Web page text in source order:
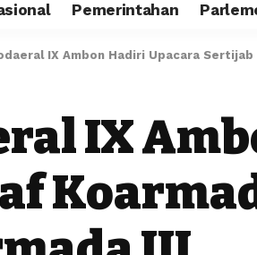
Pemerintahan
IX Ambon Hadiri Upacara
IX